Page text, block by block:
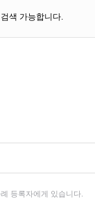
색 가능합니다.
등록자에게 있습니다.